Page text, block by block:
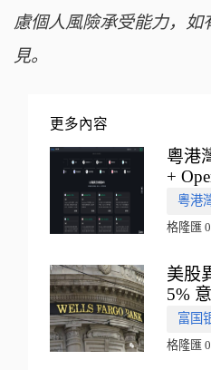
慮個人風險承受能力，
見。
更多內容
粵港
+
多向
式
粵港
格隆匯
美股
5%
收入
富国
格隆匯